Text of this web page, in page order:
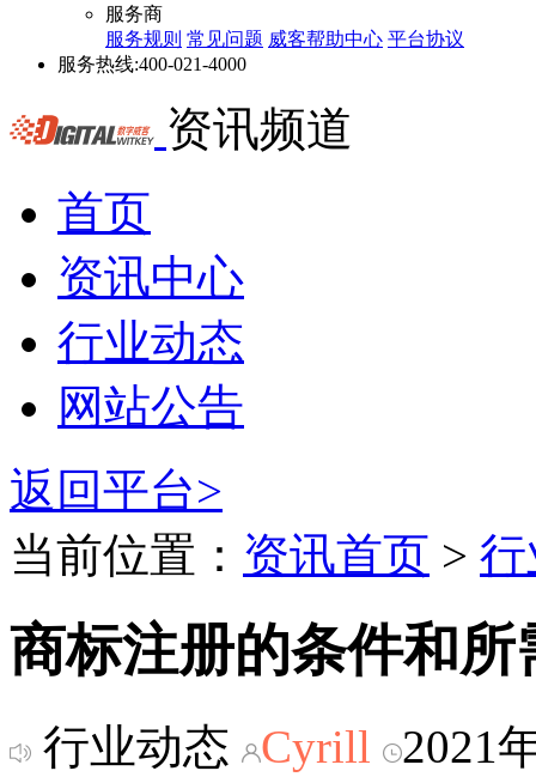
服务商
服务规则 常见问题 威客帮助中心 平台协议
服务热线:400-021-4000
资讯频道
首页
资讯中心
行业动态
网站公告
返回平台>
当前位置： 资讯首页 >
商标注册的条件和
行业动态 Cyrill
2021